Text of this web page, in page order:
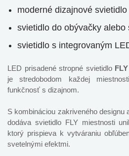
moderné dizajnové svietidlo
svietidlo do obývačky alebo
svietidlo s integrovaným
LED prisadené stropné svietidlo FLY
je stredobodom každej
funkčnosť s dizajnom.
S kombináciou zakriveného designu
dodáva svietidlo FLY miestnosti
ktorý prispieva k vytváraniu
svetelnými efektmi.